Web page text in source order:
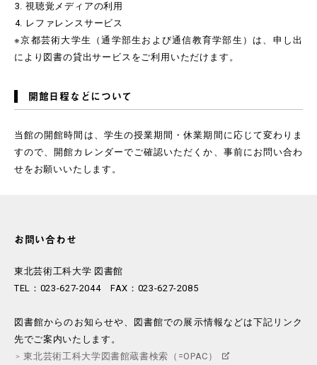
視聴覚メディアの利用
レファレンスサービス
※京都芸術大学生（通学部生および通信教育学部生）は、申し出
により図書の貸出サービスをご利用いただけます。
開館日程などについて
当館の開館時間は、学生の授業期間・休業期間に応じて変わりま
すので、開館カレンダーでご確認いただくか、事前にお問い合わ
せをお願いいたします。
お問い合わせ
東北芸術工科大学 図書館
TEL：023-627-2044 FAX：023-627-2085
図書館からのお知らせや、図書館での展示情報などは下記リンク
先でご案内いたします。
東北芸術工科大学図書館蔵書検索（=OPAC）